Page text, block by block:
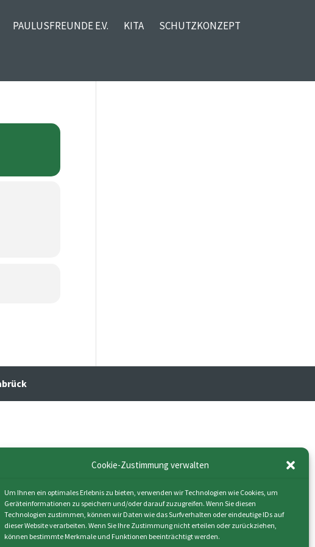
Cookie-Zustimmung verwalten
Um Ihnen ein optimales Erlebnis zu bieten, verwenden wir Technologien wie Cookies, um
Geräteinformationen zu speichern und/oder darauf zuzugreifen. Wenn Sie diesen
Technologien zustimmen, können wir Daten wie das Surfverhalten oder eindeutige IDs auf
dieser Website verarbeiten. Wenn Sie Ihre Zustimmung nicht erteilen oder zurückziehen,
können bestimmte Merkmale und Funktionen beeinträchtigt werden.
PAULUSFREUNDE E.V. KITA SCHUTZKONZEPT